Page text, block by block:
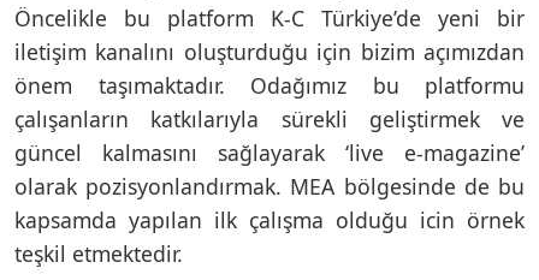
Öncelikle bu platform K-C Türkiye’de yeni bir
iletişim kanalını oluşturduğu için bizim açımızdan
önem taşımaktadır. Odağımız bu platformu
çalışanların katkılarıyla sürekli geliştirmek ve
güncel kalmasını sağlayarak ‘live e-magazine’
olarak pozisyonlandırmak. MEA bölgesinde de bu
kapsamda yapılan ilk çalışma olduğu icin örnek
teşkil etmektedir.